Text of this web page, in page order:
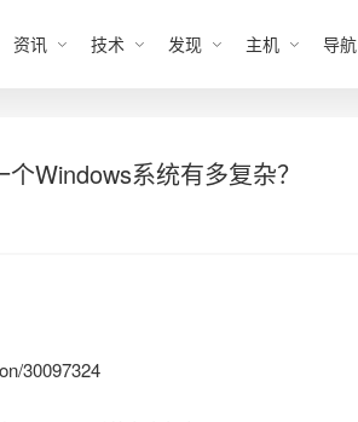
资讯 技术 发现 主机 导航
Windows系统有多复杂？
30097324